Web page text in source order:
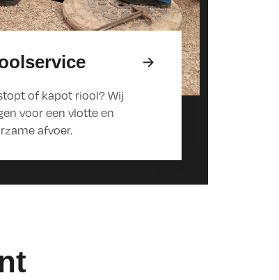
of kapot riool? Wij
voor een vlotte en
afvoer.